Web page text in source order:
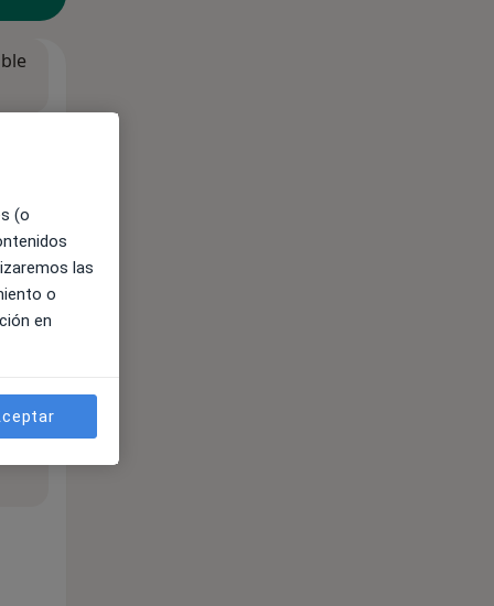
(o
las
o
en